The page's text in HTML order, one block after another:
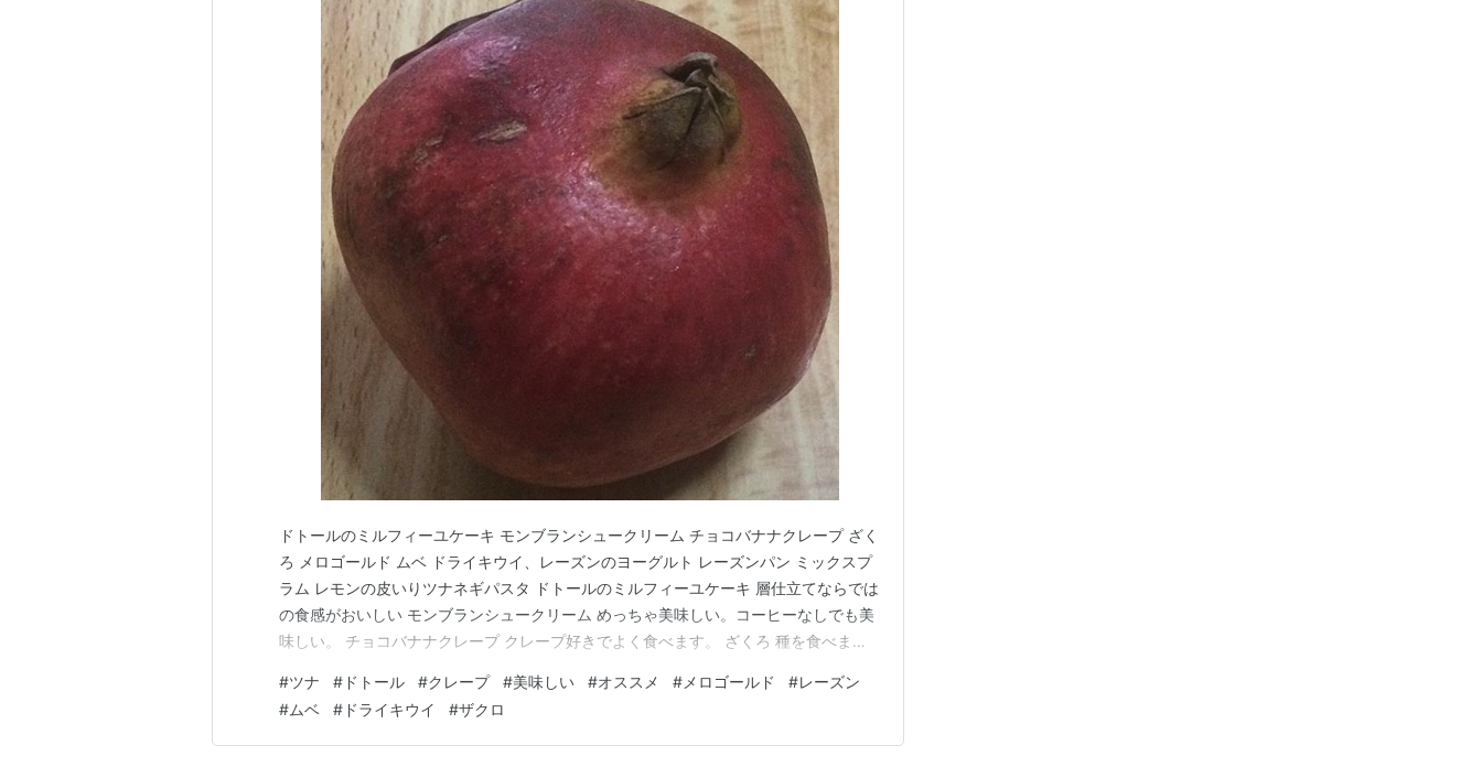
ドトールのミルフィーユケーキ モンブランシュークリーム チョコバナナクレープ ざく
ろ メロゴールド ムベ ドライキウイ、レーズンのヨーグルト レーズンパン ミックスプ
ラム レモンの皮いりツナネギパスタ ドトールのミルフィーユケーキ 層仕立てならでは
の食感がおいしい モンブランシュークリーム めっちゃ美味しい。コーヒーなしでも美
味しい。 チョコバナナクレープ クレープ好きでよく食べます。 ざくろ 種を食べま
柑橘系できつくない程度の酸味がおいしい ムベ 死ぬほどまずい。可食部（緑色の部
分）が少ない見た目が悪い。絶対食べ…
#ツナ # ドトール #クレープ #美味しい #オススメ #メロゴールド #レーズン
#ムベ # ドライキウイ #ザクロ